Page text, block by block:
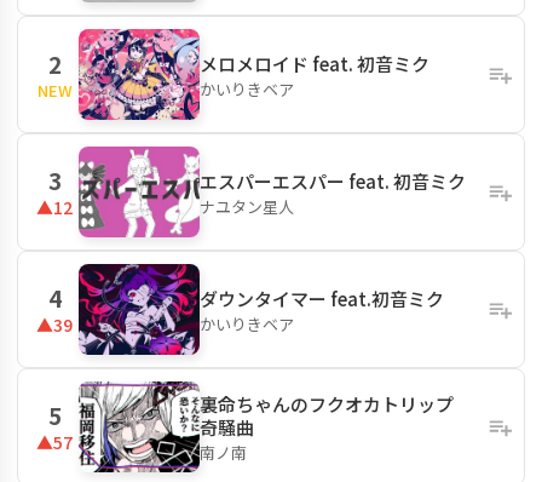
2
NEW
メロメロイド feat. 初音ミク
かいりきベア
3
▲12
エスパーエスパー feat. 初音ミク
ナユタン星人
4
▲39
ダウンタイマー feat.初音ミク
かいりきベア
5
▲57
裏命ちゃんのフクオカトリップ
奇騒曲
南ノ南